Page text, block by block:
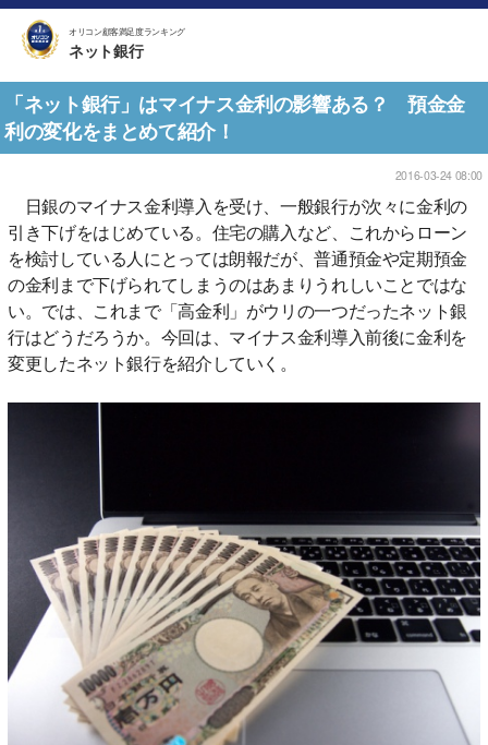
オリコン顧客満足度ランキング
ネット銀行
「ネット銀行」はマイナス金利の影響ある？ 預金金
利の変化をまとめて紹介！
2016-03-24 08:00
日銀のマイナス金利導入を受け、一般銀行が次々に金利の
引き下げをはじめている。住宅の購入など、これからローン
を検討している人にとっては朗報だが、普通預金や定期預金
の金利まで下げられてしまうのはあまりうれしいことではな
い。では、これまで「高金利」がウリの一つだったネット銀
行はどうだろうか。今回は、マイナス金利導入前後に金利を
変更したネット銀行を紹介していく。